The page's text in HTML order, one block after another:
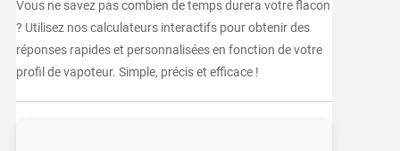
Vous ne savez pas combien de temps durera votre flacon
? Utilisez nos calculateurs interactifs pour obtenir des
réponses rapides et personnalisées en fonction de votre
profil de vapoteur. Simple, précis et efficace !